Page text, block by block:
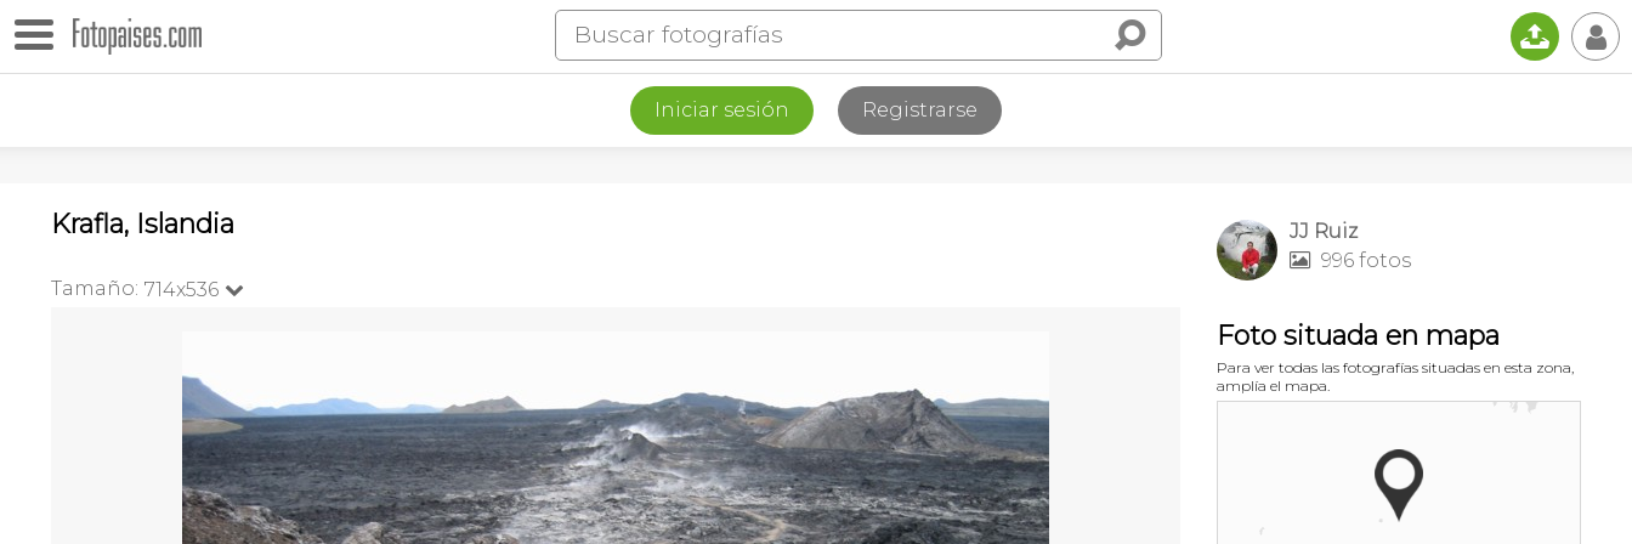
📤 👤
Iniciar sesión Registrarse
Krafla, Islandia
Tamaño: 714x536 
JJ Ruiz
 996 fotos
Foto situada en mapa
Para ver todas las fotografías situadas en esta zona,
amplía el mapa.